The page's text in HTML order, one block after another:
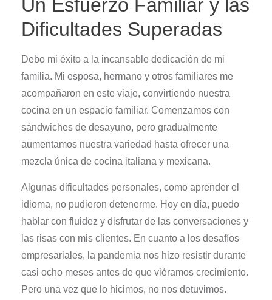
Un Esfuerzo Familiar y las
Dificultades Superadas
Debo mi éxito a la incansable dedicación de mi
familia. Mi esposa, hermano y otros familiares me
acompañaron en este viaje, convirtiendo nuestra
cocina en un espacio familiar. Comenzamos con
sándwiches de desayuno, pero gradualmente
aumentamos nuestra variedad hasta ofrecer una
mezcla única de cocina italiana y mexicana.
Algunas dificultades personales, como aprender el
idioma, no pudieron detenerme. Hoy en día, puedo
hablar con fluidez y disfrutar de las conversaciones y
las risas con mis clientes. En cuanto a los desafíos
empresariales, la pandemia nos hizo resistir durante
casi ocho meses antes de que viéramos crecimiento.
Pero una vez que lo hicimos, no nos detuvimos.